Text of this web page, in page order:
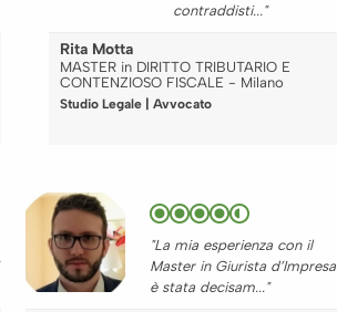
contraddisti..."
Rita Motta
MASTER in DIRITTO TRIBUTARIO E
CONTENZIOSO FISCALE - Milano
Studio Legale | Avvocato
"La mia esperienza con il
Master in Giurista d’Impresa
è stata decisam..."